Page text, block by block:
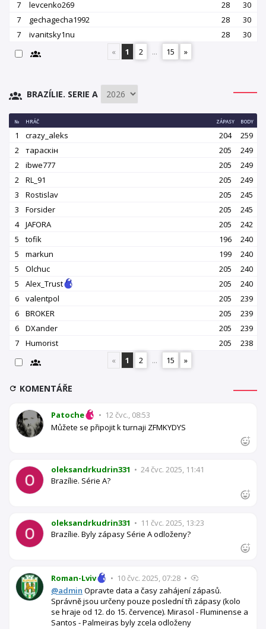
7 levcenko269 28
30
7
gechagecha1992 28
30
7
ivanitsky1nu 28
30
«
1 2 ... 15 »
BRAZÍLIE. SERIE A
№ HRÁČ ZÁPASY BODY
1 crazy_aleks 204
259
2
тараскін 205
249
2
ibwe777 205
249
2
RL_91 205
249
3
Rostislav 205
245
3
Forsider 205
245
4
JAFORA 205
242
5
tofik 196
240
5
markun 199
240
5
Olchuc 205
240
5
Alex_Trust 205
240
6
valentpol 205
239
6
BROKER 205
239
6
DXander 205
239
7
Humorist 205
238
«
1 2 ... 15 »
KOMENTÁŘE
Patoche • 12 čvc., 08:53
Můžete se připojit k turnaji ZFMKYDYS
oleksandrkudrin331 • 24 čvc. 2025, 11:41
Brazílie. Série A?
oleksandrkudrin331 • 11 čvc. 2025, 13:23
Brazílie. Byly zápasy Série A odloženy?
Roman-Lviv • 10 čvc. 2025, 07:28 •
@admin Opravte data a časy zahájení zápasů.
Správně jsou určeny pouze poslední tři zápasy (kolo
se hraje od 12. do 15. července). Mirasol - Fluminense a
Santos - Palmeiras byly zcela odloženy